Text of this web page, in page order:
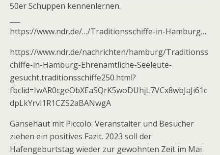
50er Schuppen kennenlernen.
https://www.ndr.de/…/Traditionsschiffe-in-Hamburg…
https://www.ndr.de/nachrichten/hamburg/Traditionss
chiffe-in-Hamburg-Ehrenamtliche-Seeleute-
gesucht,traditionsschiffe250.html?
fbclid=IwAR0cgeObXEaSQrK5woDUhjL7VCx8wbJaJi61c
dpLkYrvl1R1CZS2aBANwgA
Gänsehaut mit Piccolo: Veranstalter und Besucher
ziehen ein positives Fazit. 2023 soll der
Hafengeburtstag wieder zur gewohnten Zeit im Mai